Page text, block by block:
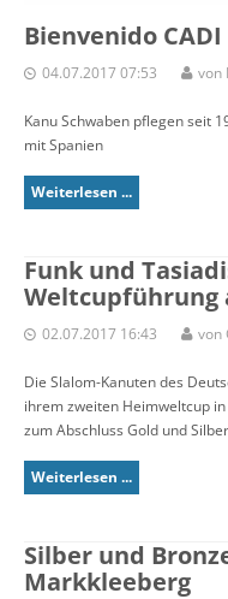
Bienvenido CADI
04.07.2017 07:53 von
Kanu Schwaben pflegen seit
mit Spanien
Weiterlesen ...
Funk und
Weltcupführung
02.07.2017 16:43 von
Die Slalom-Kanuten des
ihrem zweiten Heimweltcup
zum Abschluss Gold und
Weiterlesen ...
Silber und
Markkleeberg